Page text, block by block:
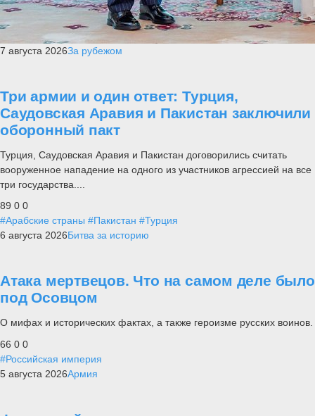
7 августа 2026За рубежом
Три армии и один ответ: Турция,
Саудовская Аравия и Пакистан заключили
оборонный пакт
Турция, Саудовская Аравия и Пакистан договорились считать
вооруженное нападение на одного из участников агрессией на все
три государства....
89 0 0
#Арабские страны #Пакистан #Турция
6 августа 2026Битва за историю
Атака мертвецов. Что на самом деле было
под Осовцом
О мифах и исторических фактах, а также героизме русских воинов.
66 0 0
#Российская империя
5 августа 2026Армия